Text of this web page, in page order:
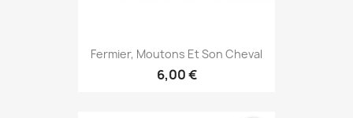
Fermier, Moutons Et Son Cheval
6,00 €